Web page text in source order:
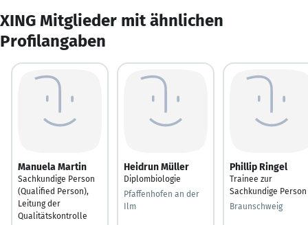
XING Mitglieder mit ähnlichen
Profilangaben
Manuela Martin
Sachkundige Person
(Qualified Person),
Leitung der
Qualitätskontrolle
Heidrun Müller
Diplombiologie
Pfaffenhofen an der
Ilm
Phillip Ringel
Trainee zur
Sachkundige Person
Braunschweig